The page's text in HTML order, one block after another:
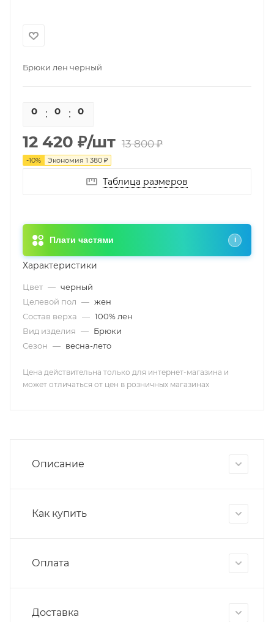
Брюки лен черный
0 0 0
12 420 ₽/шт 13 800₽
-10% Экономия 1 380 ₽
Таблица размеров
Плати частями i
Характеристики
Цвет — черный
Целевой пол — жен
Состав верха — 100% лен
Вид изделия — Брюки
Сезон — весна-лето
Цена действительна только для интернет-магазина и
может отличаться от цен в розничных магазинах
Описание
Как купить
Оплата
Доставка